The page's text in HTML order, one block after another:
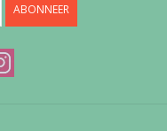
ABONNEER